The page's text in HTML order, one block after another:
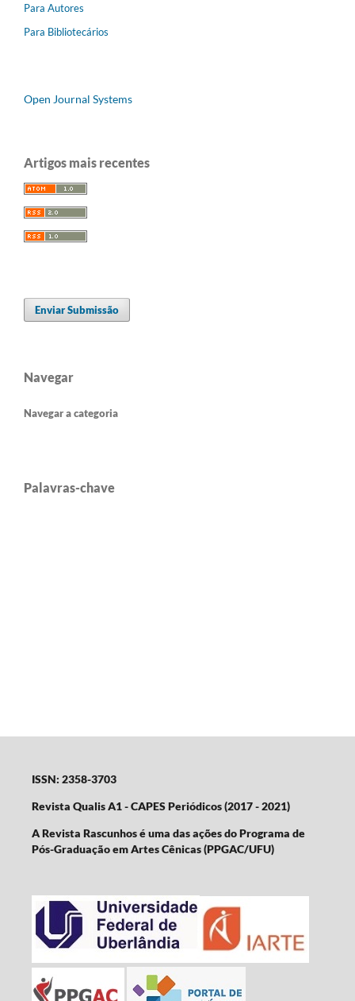
Para Autores
Para Bibliotecários
Open Journal Systems
Artigos mais recentes
Enviar Submissão
Navegar
Navegar a categoria
Palavras-chave
ISSN: 2358-3703
Revista Qualis A1 - CAPES Periódicos (2017 - 2021)
A Revista Rascunhos é uma das ações do Programa de
Pós-Graduação em Artes Cênicas (PPGAC/UFU)